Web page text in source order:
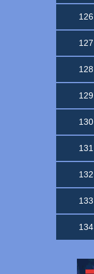
126
127
128
129
130
131
132
133
134